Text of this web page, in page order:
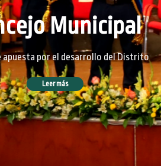
Municipal
apuesta por el desarrollo del Distrito
Leer más